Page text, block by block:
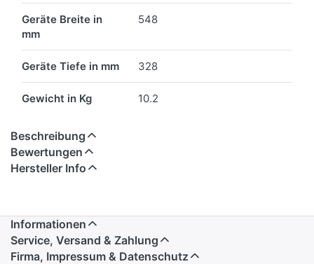
Geräte Breite in
mm
548
Geräte Tiefe in mm 328
Gewicht in Kg 10.2
Beschreibung
Bewertungen
Hersteller Info
Informationen
Service, Versand & Zahlung
Firma, Impressum & Datenschutz